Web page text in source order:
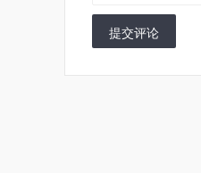
提交评论